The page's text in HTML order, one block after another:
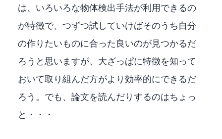
MMDetectionは、いろいろな物体検出手法が利用できるの
が特徴で、1つずつ試していけばそのうち自分
の作りたいものに合った良いのが見つかるだ
ろうと思いますが、大ざっぱに特徴を知って
おいて取り組んだ方がより効率的にできるだ
ろう。でも、論文を読んだりするのはちょっ
と・・・